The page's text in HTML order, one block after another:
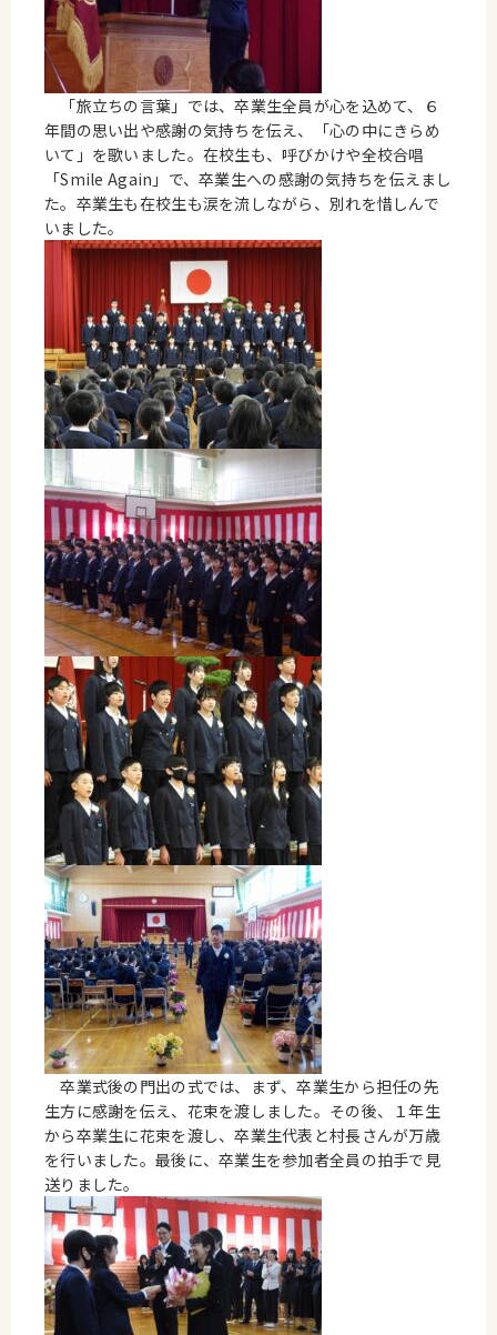
「旅立ちの言葉」では、卒業生全員が心を込めて、６
年間の思い出や感謝の気持ちを伝え、「心の中にきらめ
いて」を歌いました。在校生も、呼びかけや全校合唱
「Smile Again」で、卒業生への感謝の気持ちを伝えまし
た。卒業生も在校生も涙を流しながら、別れを惜しんで
いました。
卒業式後の門出の式では、まず、卒業生から担任の先
生方に感謝を伝え、花束を渡しました。その後、１年生
から卒業生に花束を渡し、卒業生代表と村長さんが万歳
を行いました。最後に、卒業生を参加者全員の拍手で見
送りました。